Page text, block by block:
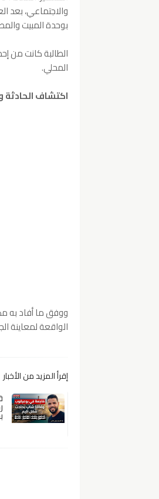
بوحدة المبيت
الطالبة كانت من
المحلي.
اكتشاف الحادثة
ووفق ما أفاد به
الواقعة لمعاينة
إقرأ المزيد من الأخبار